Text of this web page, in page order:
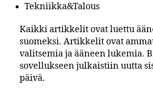
Tekniikka&Talous
Kaikki artikkelit ovat luettu
suomeksi. Artikkelit ovat
valitsemia ja ääneen lukemia.
sovellukseen julkaistiin uutta
päivä.